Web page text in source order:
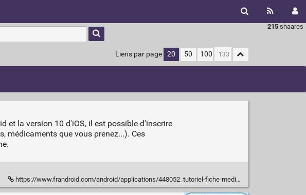
215 shaares
Liens par page 20 50 100
et la version 10 d'iOS, il est possible d'inscrire
médicaments que vous prenez...). Ces
https://www.frandroid.com/android/applications/448052_tutoriel-fiche-medicale-ice-ecu-android-ios